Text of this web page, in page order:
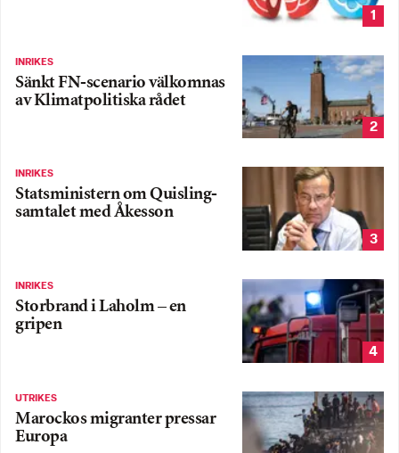
1
INRIKES
Sänkt FN-scenario välkomnas
av Klimatpolitiska rådet
2
INRIKES
Statsministern om Quisling-
samtalet med Åkesson
3
INRIKES
Storbrand i Laholm – en
gripen
4
UTRIKES
Marockos migranter pressar
Europa